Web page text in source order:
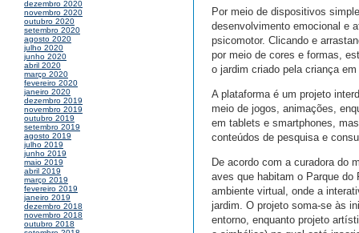
dezembro 2020
novembro 2020
outubro 2020
setembro 2020
agosto 2020
julho 2020
junho 2020
abril 2020
março 2020
fevereiro 2020
janeiro 2020
dezembro 2019
novembro 2019
outubro 2019
setembro 2019
agosto 2019
julho 2019
junho 2019
maio 2019
abril 2019
março 2019
fevereiro 2019
janeiro 2019
dezembro 2018
novembro 2018
outubro 2018
Por meio de dispositivos
desenvolvimento emocional e
psicomotor. Clicando e
por meio de cores e formas,
o jardim criado pela criança
A plataforma é um projeto
meio de jogos, animações,
em tablets e smartphones,
conteúdos de pesquisa e
De acordo com a curadora do
aves que habitam o Parque do
ambiente virtual, onde a
jardim. O projeto soma-se às
entorno, enquanto projeto